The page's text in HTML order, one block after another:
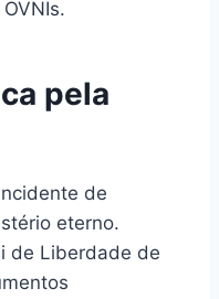
pela
de
eterno.
de Liberdade de